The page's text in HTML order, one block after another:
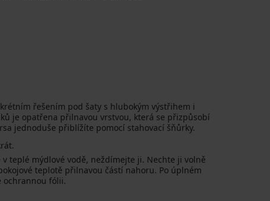
řešením pod šaty s hlubokým výstřihem i
je opatřena přilnavou vrstvou, která se přizpůsobí
jednoduše přiblížíte pomocí stahovací šňůrky.
teplé mýdlové vodě, neždímejte ji. Nechte ji volně
teplotě přilnavou částí nahoru. Po úplném
ochrannou fólii.